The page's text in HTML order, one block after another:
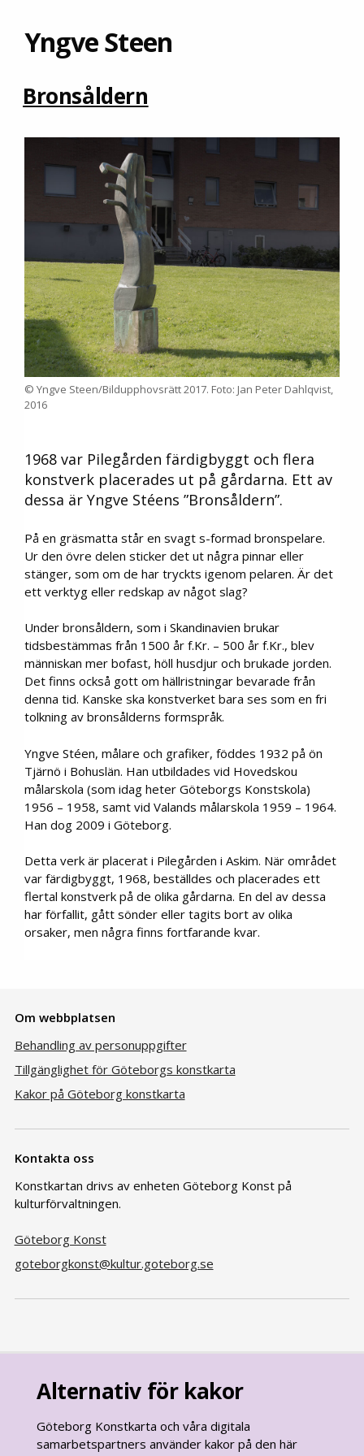
Yngve Steen
Bronsåldern
© Yngve Steen/Bildupphovsrätt 2017. Foto: Jan Peter Dahlqvist,
2016
1968 var Pilegården färdigbyggt och flera
konstverk placerades ut på gårdarna. Ett av
dessa är Yngve Stéens ”Bronsåldern”.
På en gräsmatta står en svagt s-formad bronspelare.
Ur den övre delen sticker det ut några pinnar eller
stänger, som om de har tryckts igenom pelaren. Är det
ett verktyg eller redskap av något slag?
Under bronsåldern, som i Skandinavien brukar
tidsbestämmas från 1500 år f.Kr. – 500 år f.Kr., blev
människan mer bofast, höll husdjur och brukade jorden.
Det finns också gott om hällristningar bevarade från
denna tid. Kanske ska konstverket bara ses som en fri
tolkning av bronsålderns formspråk.
Yngve Stéen, målare och grafiker, föddes 1932 på ön
Tjärnö i Bohuslän. Han utbildades vid Hovedskou
målarskola (som idag heter Göteborgs Konstskola)
1956 – 1958, samt vid Valands målarskola 1959 – 1964.
Han dog 2009 i Göteborg.
Detta verk är placerat i Pilegården i Askim. När området
var färdigbyggt, 1968, beställdes och placerades ett
flertal konstverk på de olika gårdarna. En del av dessa
har förfallit, gått sönder eller tagits bort av olika
orsaker, men några finns fortfarande kvar.
Om webbplatsen
Behandling av personuppgifter
Tillgänglighet för Göteborgs konstkarta
Kakor på Göteborg konstkarta
Kontakta oss
Konstkartan drivs av enheten Göteborg Konst på
kulturförvaltningen.
Göteborg Konst
goteborgkonst@kultur.goteborg.se
Alternativ för kakor
Göteborg Konstkarta och våra digitala
samarbetspartners använder kakor på den här